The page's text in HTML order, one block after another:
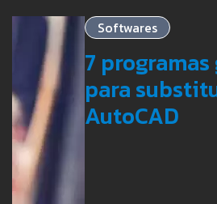
Softwares
7
para
AutoCAD